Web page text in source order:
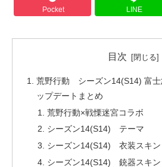
Pocket LINE
目次
荒野行動 シーズン14(S14) 富士
ップデートまとめ
荒野行動×戦慄迷宮コラボ
シーズン14(S14) テーマ
シーズン14(S14) 衣装スキン
シーズン14(S14) 銃器スキン